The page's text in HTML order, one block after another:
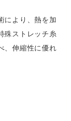
により、熱を加
殊ストレッチ糸
、伸縮性に優れ